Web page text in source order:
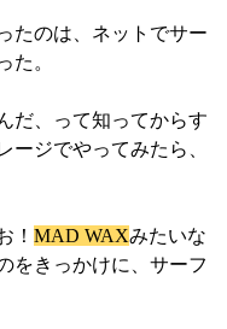
たのは、ネットでサー
た。
だ、って知ってからす
ージでやってみたら、
！ MAD WAXみたいな
をきっかけに、サーフ